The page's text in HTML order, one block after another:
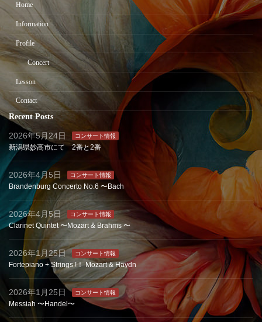
Home
Information
Profile
Concert
Lesson
Contact
Recent Posts
2026年5月24日 コンサート情報
新潟県妙高市にて 2番と2番
2026年4月5日 コンサート情報
Brandenburg Concerto No.6 〜Bach
2026年4月5日 コンサート情報
Clarinet Quintet 〜Mozart & Brahms 〜
2026年1月25日 コンサート情報
Fortepiano + Strings !！ Mozart & Haydn
2026年1月25日 コンサート情報
Messiah 〜Handel〜